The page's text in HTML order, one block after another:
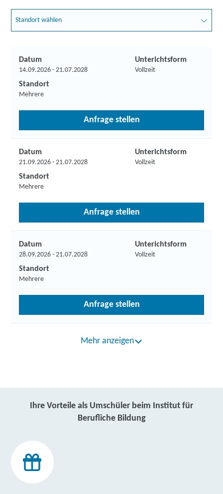
Standort wählen
Datum
14.09.2026 - 21.07.2028
Unterichtsform
Vollzeit
Standort
Mehrere
Anfrage stellen
Datum
21.09.2026 - 21.07.2028
Unterichtsform
Vollzeit
Standort
Mehrere
Anfrage stellen
Datum
28.09.2026 - 21.07.2028
Unterichtsform
Vollzeit
Standort
Mehrere
Anfrage stellen
Mehr anzeigen
Ihre Vorteile als Umschüler beim Institut für
Berufliche Bildung